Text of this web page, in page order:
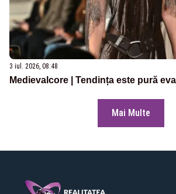
3 iul. 2026, 08:48
Medievalcore | Tendința este pură
Mai Multe